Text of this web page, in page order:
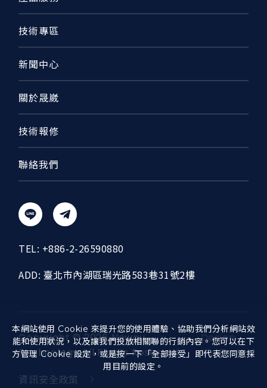
技術專區
新聞中心
關於晟崴
技術報修
聯絡我們
TEL: +886-2-26590880
ADD: 臺北市內湖區瑞光路583巷31號2樓
Copyright © 2026 Neway
Technology All Rights Reserved.
Design
by iBest
資訊安全政策
本網站使用 Cookie 來提升您的使用體驗、協助我們分析網站效
能和使用狀況，以及讓我們投放相關聯的行銷內容。您可以在下
方管理 Cookie 設定，或是按一下「全部接受」即代表您同意採
用目前的設定。